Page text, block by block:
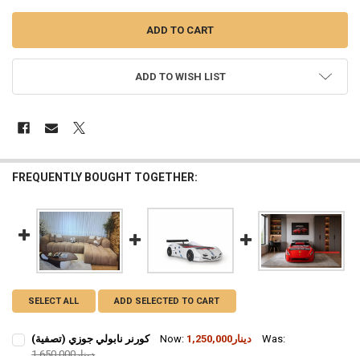
ADD TO WISH LIST
FREQUENTLY BOUGHT TOGETHER:
SELECT ALL ADD SELECTED TO CART
كورنر نابولي جوزي (تصفية) Now: 1,250,000دينار
Was: